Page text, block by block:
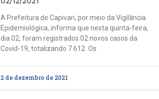
A Prefeitura de Capivari, por meio da Vigilância
Epidemiológica, informa que nesta quinta-feira,
dia 02, foram registrados 02 novos casos da
Covid-19, totalizando 7.612. Os
2 de dezembro de 2021